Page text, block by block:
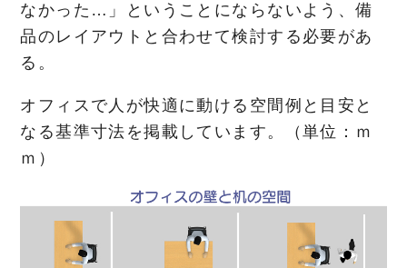
なかった…」ということにならないよう、備
品のレイアウトと合わせて検討する必要があ
る。
オフィスで人が快適に動ける空間例と目安と
なる基準寸法を掲載しています。（単位：ｍ
ｍ）